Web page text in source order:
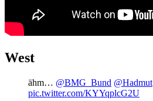
West
ähm… @BMG_Bund @Hadmut
pic.twitter.com/KYYqplcG2U